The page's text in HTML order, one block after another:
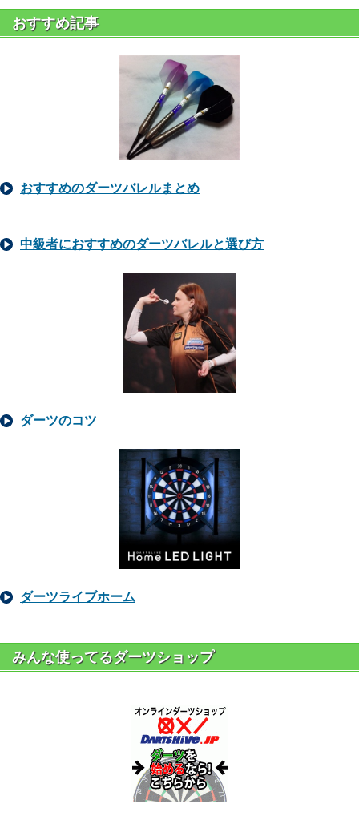
おすすめ記事
おすすめのダーツバレルまとめ
中級者におすすめのダーツバレルと選び方
ダーツのコツ
ダーツライブホーム
みんな使ってるダーツショップ